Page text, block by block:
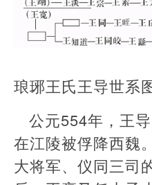
琅琊王氏王导世系
公元554年，王
在江陵被俘降西魏
大将军、仪同三司